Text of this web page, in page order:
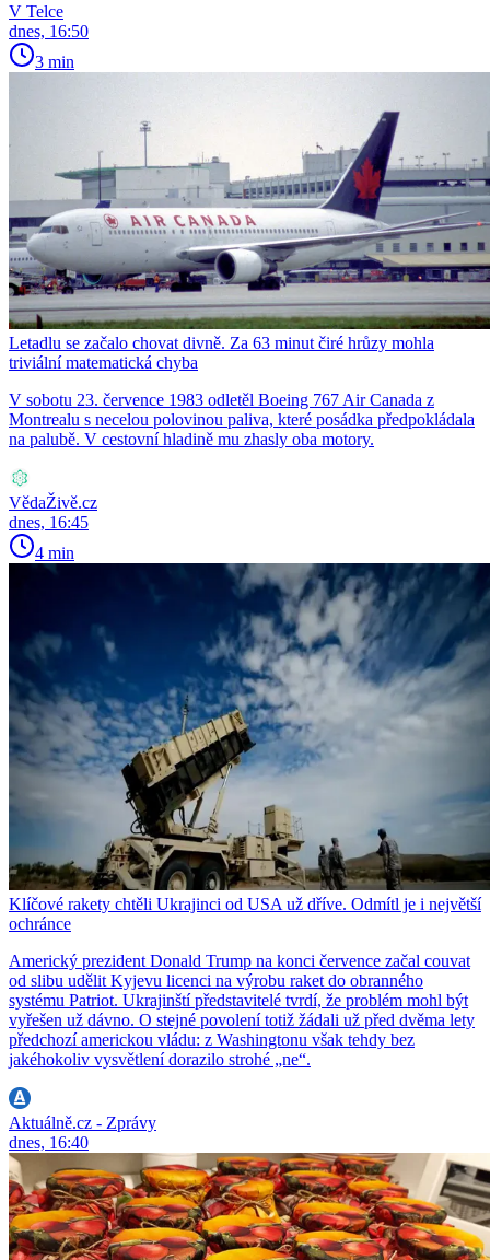
V Telce
dnes, 16:50
3 min
Letadlu se začalo chovat divně. Za 63 minut čiré hrůzy mohla
triviální matematická chyba
V sobotu 23. července 1983 odletěl Boeing 767 Air Canada z
Montrealu s necelou polovinou paliva, které posádka předpokládala
na palubě. V cestovní hladině mu zhasly oba motory.
VědaŽivě.cz
dnes, 16:45
4 min
Klíčové rakety chtěli Ukrajinci od USA už dříve. Odmítl je i největší
ochránce
Americký prezident Donald Trump na konci července začal couvat
od slibu udělit Kyjevu licenci na výrobu raket do obranného
systému Patriot. Ukrajinští představitelé tvrdí, že problém mohl být
vyřešen už dávno. O stejné povolení totiž žádali už před dvěma lety
předchozí americkou vládu: z Washingtonu však tehdy bez
jakéhokoliv vysvětlení dorazilo strohé „ne“.
Aktuálně.cz - Zprávy
dnes, 16:40